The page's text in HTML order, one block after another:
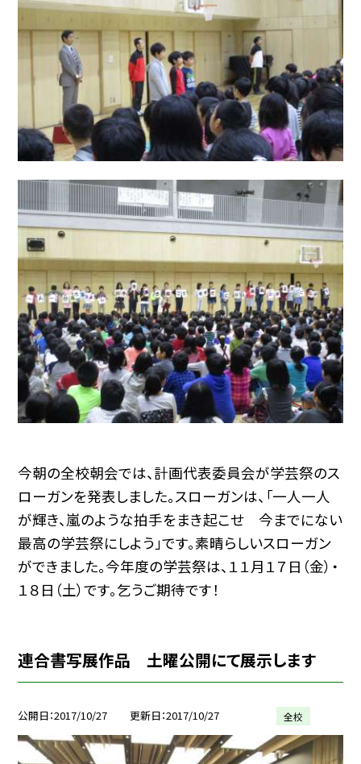
今朝の全校朝会では、計画代表委員会が学芸祭のス
ローガンを発表しました。スローガンは、「一人一人
が輝き、嵐のような拍手をまき起こせ 今までにない
最高の学芸祭にしよう」です。素晴らしいスローガン
ができました。今年度の学芸祭は、１１月１７日（金）・
１８日（土）です。乞うご期待です！
連合書写展作品 土曜公開にて展示します
公開日 2017/10/27 更新日 2017/10/27 全校